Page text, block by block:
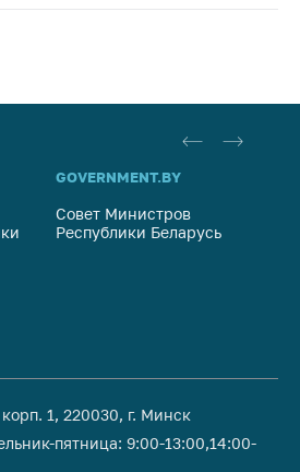
GOVERNMENT.BY
Совет Министров
Республики Беларусь
1, 220030, г. Минск
пятница: 9:00-13:00,14:00-